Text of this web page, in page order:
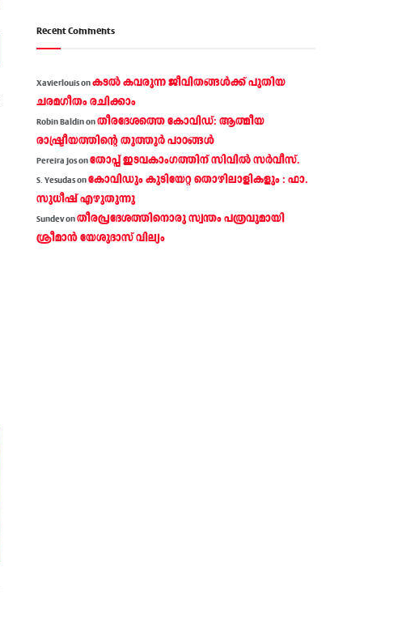
Recent Comments
Xavierlouisonകടല്‍ കവരുന്ന ജീവിതങ്ങള്‍ക്ക് പുതിയ
ചരമഗീതം രചിക്കാം
Robin Baldinonതീരദേശത്തെ കോവിഡ്: ആത്മീയ
രാഷ്ട്രീയത്തിന്റെ തൂത്തൂര്‍ പാഠങ്ങൾ
Pereira Josonതോപ്പ് ഇടവകാംഗത്തിന് സിവിൽ സർവീസ്.
S. Yesudasonകോവിഡും കുടിയേറ്റ തൊഴിലാളികളും : ഫാ.
സുധീഷ് എഴുതുന്നു
Sundevonതീരപ്രദേശത്തിനൊരു സ്വന്തം പത്രവുമായി
ശ്രീമാന്‍ യേശുദാസ് വില്യം